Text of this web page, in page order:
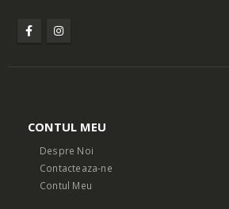
CONTUL MEU
Despre Noi
Contacteaza-ne
Contul Meu